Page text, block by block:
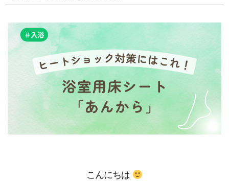
こんにちは